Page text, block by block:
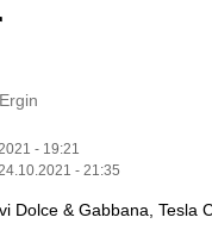
- 19:21
- 21:35